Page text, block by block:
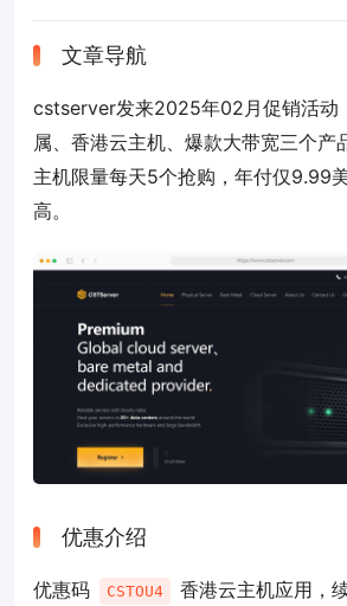
文章导航
cstserver发来2025年02月促销活动
属、香港云主机、爆款大带宽三个产
主机限量每天5个抢购，年付仅9.99
高。
优惠介绍
优惠码 CSTOU4
香港云主机应用，